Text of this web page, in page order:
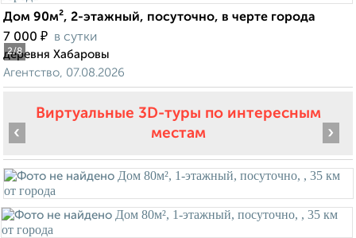
2/8
Дом 90м², 2-этажный, посуточно, в черте города
7 000 ₽ в сутки
деревня Хабаровы
Агентство, 07.08.2026
Виртуальные 3D-туры по интересным
местам
‹ ›